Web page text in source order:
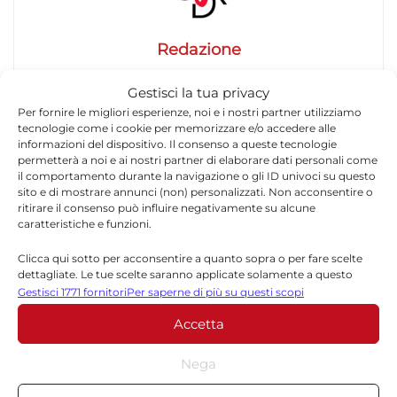
Gestisci la tua privacy
Per fornire le migliori esperienze, noi e i nostri partner utilizziamo
tecnologie come i cookie per memorizzare e/o accedere alle
informazioni del dispositivo. Il consenso a queste tecnologie
permetterà a noi e ai nostri partner di elaborare dati personali come
il comportamento durante la navigazione o gli ID univoci su questo
sito e di mostrare annunci (non) personalizzati. Non acconsentire o
ritirare il consenso può influire negativamente su alcune
caratteristiche e funzioni.
Clicca qui sotto per acconsentire a quanto sopra o per fare scelte
dettagliate. Le tue scelte saranno applicate solamente a questo
sito. È possibile modificare le impostazioni in qualsiasi momento,
compreso il ritiro del consenso, utilizzando i pulsanti della Cookie
Policy o cliccando sul pulsante di gestione del consenso nella parte
inferiore dello schermo.
Statistiche
Gestisci 1771 fornitoriPer saperne di più su questi scopi
Accetta
Nega
Redazione
da giornalisti, collaboratori e professionisti
dell’informazione che ogni giorno lavorano per
offrire notizie, approfondimenti e contenuti
accurati dedicati alla Sicilia, all’attualità, alla
politica, alla cronaca, alla cultura e allo sport. Un
team dinamico e indipendente che garantisce
qualità, tempestività e affidabilità.
Lascia un commento